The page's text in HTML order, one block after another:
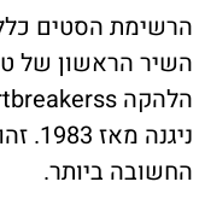
השיר הראשון של
החשובה ביותר.